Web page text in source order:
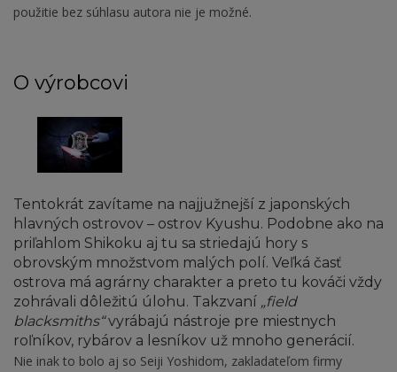
použitie bez súhlasu autora nie je možné.
O výrobcovi
Tentokrát zavítame na najjužnejší z japonských
hlavných ostrovov – ostrov Kyushu. Podobne ako na
priľahlom Shikoku aj tu sa striedajú hory s
obrovským množstvom malých polí. Veľká časť
ostrova má agrárny charakter a preto tu kováči vždy
zohrávali dôležitú úlohu. Takzvaní „field
blacksmiths“vyrábajú nástroje pre miestnych
roľníkov, rybárov a lesníkov už mnoho generácií.
Nie inak to bolo aj so Seiji Yoshidom, zakladateľom firmy